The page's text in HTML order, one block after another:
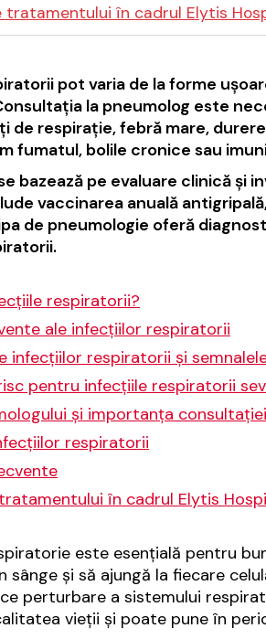
tratamentului în cadrul Elytis
pot varia de la forme
la pneumolog este
de respirație, febră mare,
fumatul, bolile cronice sau
bazează pe evaluare clinică și
vaccinarea anuală
de pneumologie oferă
respiratorii?
ale infecțiilor respiratorii
infecțiilor respiratorii și
pentru infecțiile respiratorii
și importanța consultației
respiratorii
în cadrul Elytis
este esențială pentru
sânge și să ajungă la fiecare
perturbare a sistemului
vieții și poate pune în